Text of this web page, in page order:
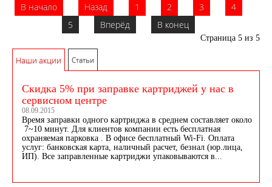
В начало Назад 1 2 3
4
5
Вперёд В конец
Страница 5 из 5
Наши акции
Скидка 5% при заправке картриджей у нас в
сервисном центре
08.09.2015
Время заправки одного картриджа в среднем составляет около
7~10 минут. Для клиентов компании есть бесплатная
охраняемая парковка . В офисе бесплатный Wi-Fi. Оплата
услуг: банковская карта, наличный расчет, безнал (юр.лица,
ИП). Все заправленные картриджи упаковываются в...
Статьи